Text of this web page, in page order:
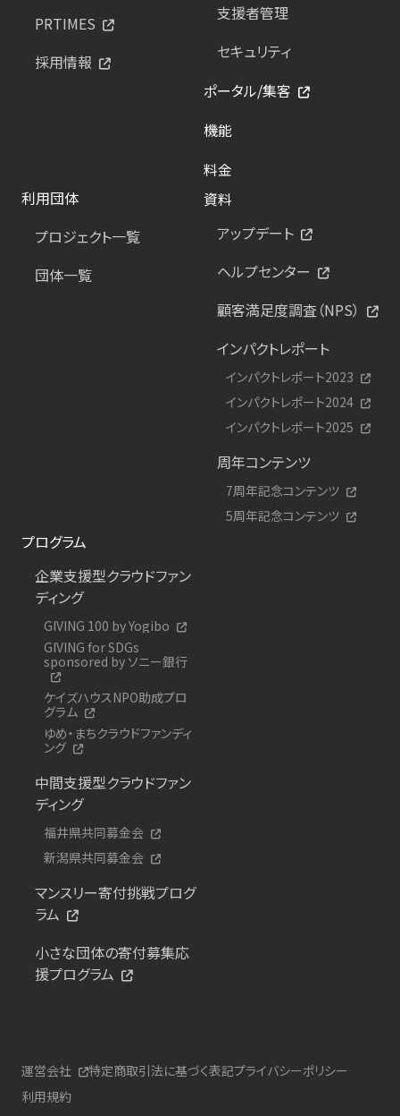
PRTIMES
採用情報
支援者管理
セキュリティ
ポータル/集客
機能
料金
利用団体
プロジェクト一覧
団体一覧
資料
アップデート
ヘルプセンター
顧客満足度調査（NPS）
インパクトレポート
インパクトレポート2023
インパクトレポート2024
インパクトレポート2025
周年コンテンツ
7周年記念コンテンツ
5周年記念コンテンツ
プログラム
企業支援型クラウドファン
ディング
GIVING 100 by Yogibo
GIVING for SDGs
sponsored by ソニー銀行
ケイズハウスNPO助成プロ
グラム
ゆめ・まちクラウドファンディ
ング
中間支援型クラウドファン
ディング
福井県共同募金会
新潟県共同募金会
マンスリー寄付挑戦プログ
ラム
小さな団体の寄付募集応
援プログラム
運営会社 特定商取引法に基づく表記プライバシーポリシー
利用規約